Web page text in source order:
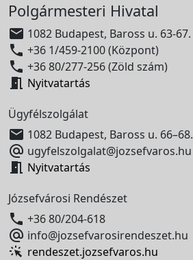
Polgármesteri Hivatal
 1082 Budapest, Baross u. 63-67.
 +36 1/459-2100 (Központ)
 +36 80/277-256 (Zöld szám)
 Nyitvatartás
Ügyfélszolgálat
 1082 Budapest, Baross u. 66–68.
 ugyfelszolgalat@jozsefvaros.hu
 Nyitvatartás
Józsefvárosi Rendészet
 +36 80/204-618
 info@jozsefvarosirendeszet.hu
rendeszet.jozsefvaros.hu